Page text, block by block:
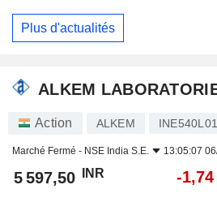
Plus d'actualités
ALKEM
Action ALKEM
Marché Fermé - NSE India S.E. 13:05:07
5 597,50 INR -